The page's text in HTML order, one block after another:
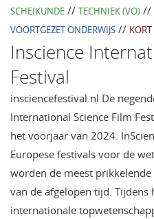
SCHEIKUNDE // TECHNIEK (VO) //
VOORTGEZET ONDERWIJS // KORT
Inscience
Festival
insciencefestival.nl De
International Science Film
het voorjaar van 2024.
Europese festivals voor de
worden de meest
van de afgelopen tijd.
internationale